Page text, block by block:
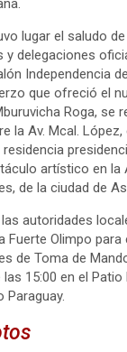
lugar el saludo
y delegaciones
Independencia
que ofreció el
Roga, se
la Av. Mcal. López,
artístico en la
de la ciudad de
autoridades
Fuerte Olimpo
de Toma de
15:00 en el Patio
Paraguay.